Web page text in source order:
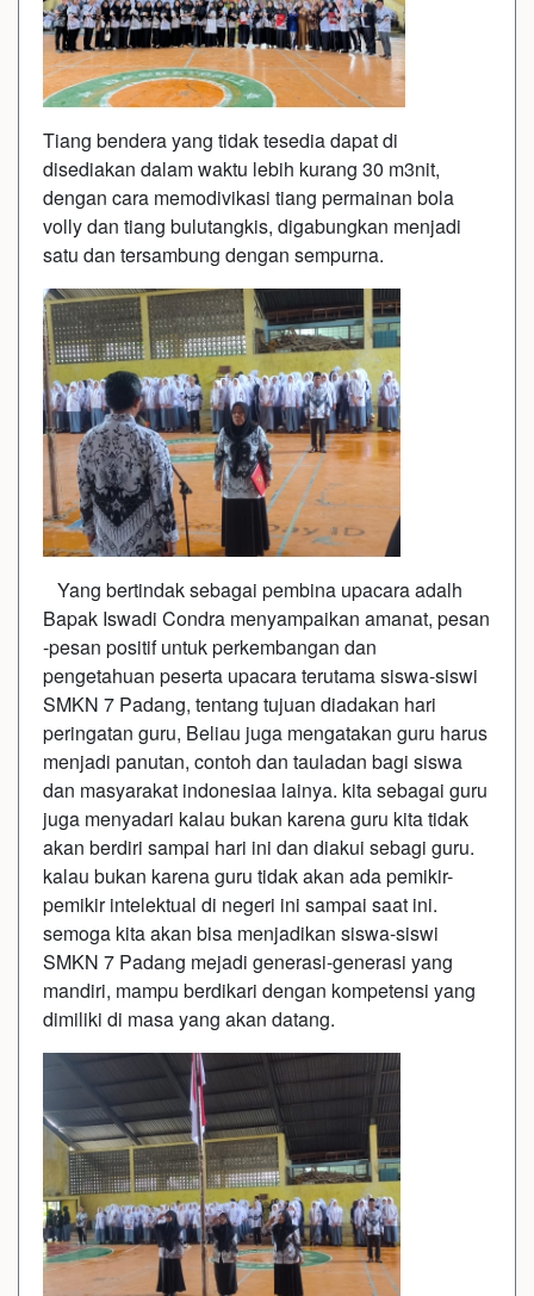
Tiang bendera yang tidak tesedia dapat di
disediakan dalam waktu lebih kurang 30 m3nit,
dengan cara memodivikasi tiang permainan bola
volly dan tiang bulutangkis, digabungkan menjadi
satu dan tersambung dengan sempurna.
Yang bertindak sebagai pembina upacara adalh
Bapak Iswadi Condra menyampaikan amanat, pesan
-pesan positif untuk perkembangan dan
pengetahuan peserta upacara terutama siswa-siswi
SMKN 7 Padang, tentang tujuan diadakan hari
peringatan guru, Beliau juga mengatakan guru harus
menjadi panutan, contoh dan tauladan bagi siswa
dan masyarakat indonesiaa lainya. kita sebagai guru
juga menyadari kalau bukan karena guru kita tidak
akan berdiri sampai hari ini dan diakui sebagi guru.
kalau bukan karena guru tidak akan ada pemikir-
pemikir intelektual di negeri ini sampai saat ini.
semoga kita akan bisa menjadikan siswa-siswi
SMKN 7 Padang mejadi generasi-generasi yang
mandiri, mampu berdikari dengan kompetensi yang
dimiliki di masa yang akan datang.